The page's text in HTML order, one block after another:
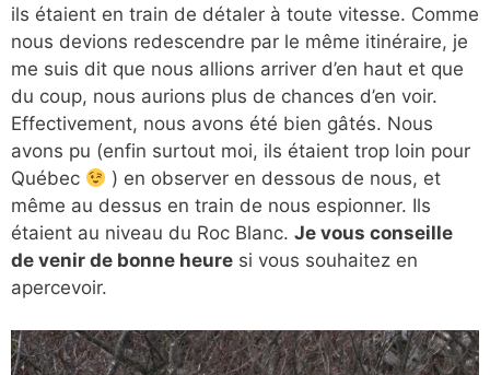
ils étaient en train de détaler à toute vitesse. Comme
nous devions redescendre par le même itinéraire, je
me suis dit que nous allions arriver d’en haut et que
du coup, nous aurions plus de chances d’en voir.
Effectivement, nous avons été bien gâtés. Nous
avons pu (enfin surtout moi, ils étaient trop loin pour
Québec
) en observer en dessous de nous, et
même au dessus en train de nous espionner. Ils
étaient au niveau du Roc Blanc. Je vous conseille
de venir de bonne heure si vous souhaitez en
apercevoir.